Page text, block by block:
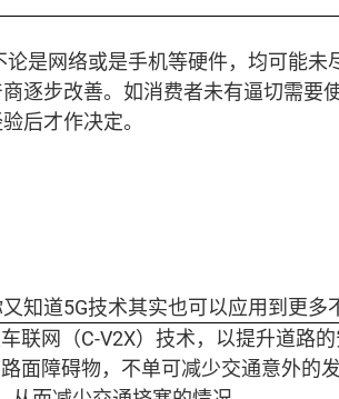
是网络或是手机等硬件，均可能未
逐步改善。如消费者未有逼切需要
后才作决定。
知道5G技术其实也可以应用到更多
联网（C-V2X）技术，以提升道路
面障碍物，不单可减少交通意外的